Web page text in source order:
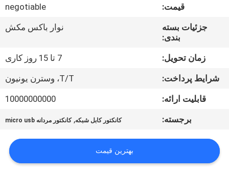
کیفیت
ما
تماس
درخواست
نقل قول
قیمت:
negotiable
جزئیات بسته
بندی:
نوار باکس مکش
زمان تحویل:
7 تا 15 روز کاری
شرایط پرداخت:
T/T، وسترن یونیون
قابلیت ارائه:
10000000000
برجسته:
کانکتور کابل شبکه,کانکتور مردانه micro usb
بهترین قیمت